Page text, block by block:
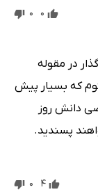
0
0
در مقوله
که بسیار پیش
دانش روز
پسندید.
4
0